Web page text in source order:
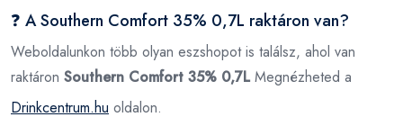
❓ A Southern Comfort 35% 0,7L raktáron van?
Weboldalunkon több olyan eszshopot is találsz, ahol van
raktáron Southern Comfort 35% 0,7LMegnézheted a
Drinkcentrum.hu oldalon.